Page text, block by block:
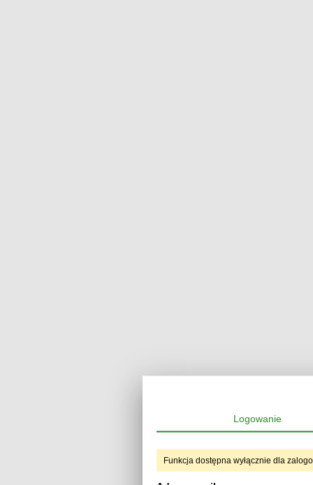
Logowanie
Funkcja dostępna wyłącznie dla